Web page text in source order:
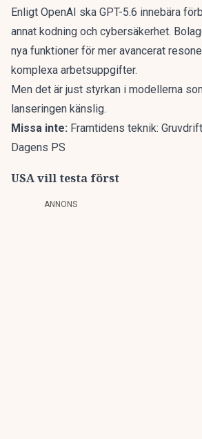
Enligt OpenAI ska GPT-5.6 innebära
annat kodning och cybersäkerhet.
nya funktioner för mer avancerat
komplexa arbetsuppgifter.
Men det är just styrkan i modellerna
lanseringen känslig.
Missa inte: Framtidens teknik:
Dagens PS
USA vill testa först
ANNONS